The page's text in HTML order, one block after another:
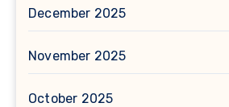
December 2025
November 2025
October 2025